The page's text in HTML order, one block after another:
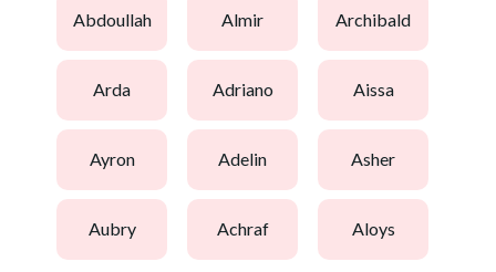
abdoullah almir archibald
arda adriano aissa
ayron adelin asher
aubry achraf aloys